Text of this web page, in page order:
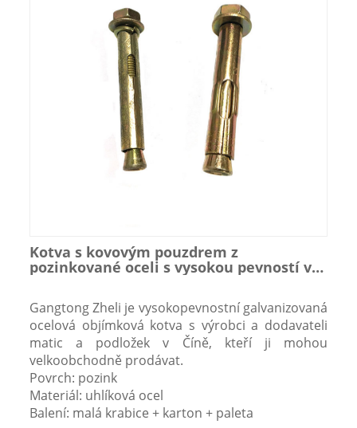
Kotva s kovovým pouzdrem z
pozinkované oceli s vysokou pevností v
Gangtong Zheli je vysokopevnostní galvanizovaná
ocelová objímková kotva s výrobci a dodavateli
matic a podložek v Číně, kteří ji mohou
velkoobchodně prodávat.
Povrch: pozink
Materiál: uhlíková ocel
Balení: malá krabice + karton + paleta